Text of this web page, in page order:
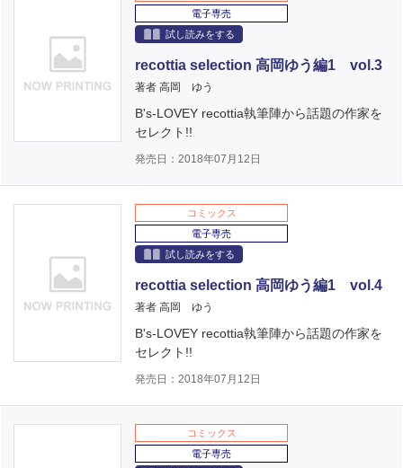
電子専売
試し読みをする
recottia selection 高岡ゆう編1 vol.3
著者 高岡 ゆう
B's-LOVEY recottia執筆陣から話題の作家を
セレクト!!
発売日：2018年07月12日
コミックス
電子専売
試し読みをする
recottia selection 高岡ゆう編1 vol.4
著者 高岡 ゆう
B's-LOVEY recottia執筆陣から話題の作家を
セレクト!!
発売日：2018年07月12日
コミックス
電子専売